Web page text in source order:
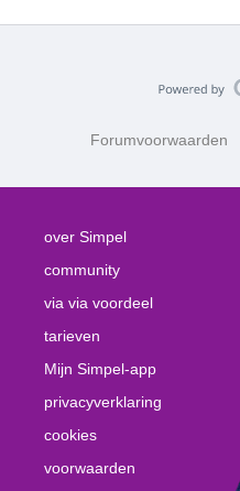
Forumvoorwaarden
over Simpel
community
via via voordeel
tarieven
Mijn Simpel-app
privacyverklaring
cookies
voorwaarden